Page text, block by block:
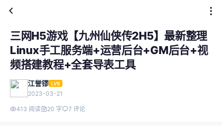
三网H5游戏【九州仙侠传2H5】最新整理
Linux手工服务端+运营后台+GM后台+视
频搭建教程+全套导表工具
江誉镠 LV8
2023-03-21
413 阅读 20 字 7 评论